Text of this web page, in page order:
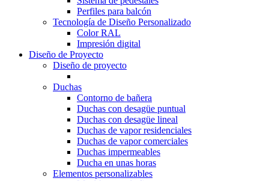
Perfiles para balcón
Tecnología de Diseño Personalizado
Color RAL
Impresión digital
Diseño de Proyecto
Diseño de proyecto
Duchas
Contorno de bañera
Duchas con desagüe puntual
Duchas con desagüe lineal
Duchas de vapor residenciales
Duchas de vapor comerciales
Duchas impermeables
Ducha en unas horas
Elementos personalizables